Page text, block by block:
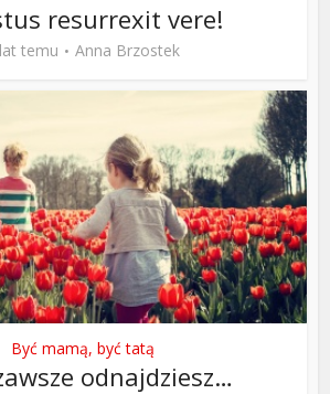
resurrexit vere!
temu Anna Brzostek
Być mamą, być tatą
odnajdziesz…